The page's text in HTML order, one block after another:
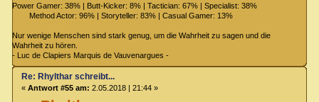
Power Gamer: 38% | Butt-Kicker: 8% | Tactician: 67% | Specialist: 38%
Method Actor: 96% | Storyteller: 83% | Casual Gamer: 13%
Nur wenige Menschen sind stark genug, um die Wahrheit zu sagen und die
Wahrheit zu hören.
- Luc de Clapiers Marquis de Vauvenargues -
Re: Rhylthar schreibt...
« Antwort #55 am: 2.05.2018 | 21:44 »